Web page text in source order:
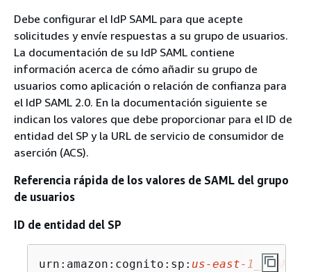
Debe configurar el IdP SAML para que acepte
solicitudes y envíe respuestas a su grupo de usuarios.
La documentación de su IdP SAML contiene
información acerca de cómo añadir su grupo de
usuarios como aplicación o relación de confianza para
el IdP SAML 2.0. En la documentación siguiente se
indican los valores que debe proporcionar para el ID de
entidad del SP y la URL de servicio de consumidor de
aserción (ACS).
Referencia rápida de los valores de SAML del grupo
de usuarios
ID de entidad del SP
urn:amazon:cognito:sp: us-east-1_EXAMPLE